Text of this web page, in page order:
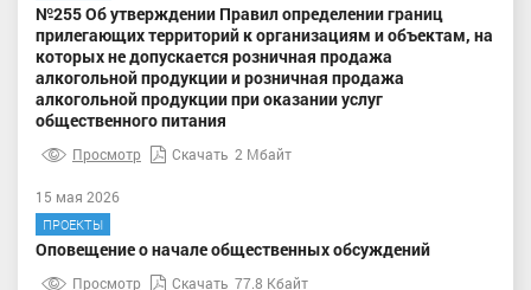
№255 Об утверждении Правил определении границ
прилегающих территорий к организациям и объектам, на
которых не допускается розничная продажа
алкогольной продукции и розничная продажа
алкогольной продукции при оказании услуг
общественного питания
Просмотр Скачать 2 Мбайт
15 мая 2026
ПРОЕКТЫ
Оповещение о начале общественных обсуждений
Просмотр Скачать 77.8 Кбайт